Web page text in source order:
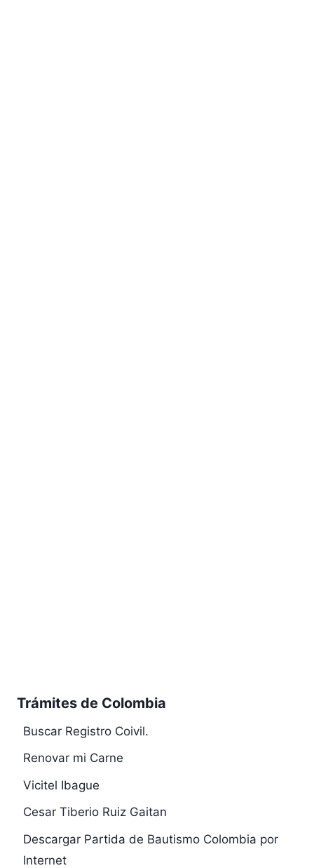
Trámites de Colombia
Buscar Registro Coivil.
Renovar mi Carne
Vicitel Ibague
Cesar Tiberio Ruiz Gaitan
Descargar Partida de Bautismo Colombia por
Internet